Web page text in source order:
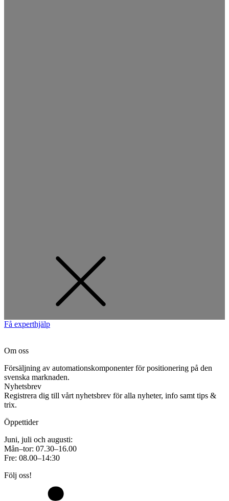
Få experthjälp
Om oss
Försäljning av automationskomponenter för positionering på den
svenska marknaden.
Nyhetsbrev
Registrera dig till vårt nyhetsbrev för alla nyheter, info samt tips &
trix.
Öppettider
Juni, juli och augusti:
Mån–tor: 07.30–16.00
Fre: 08.00–14:30
Följ oss!